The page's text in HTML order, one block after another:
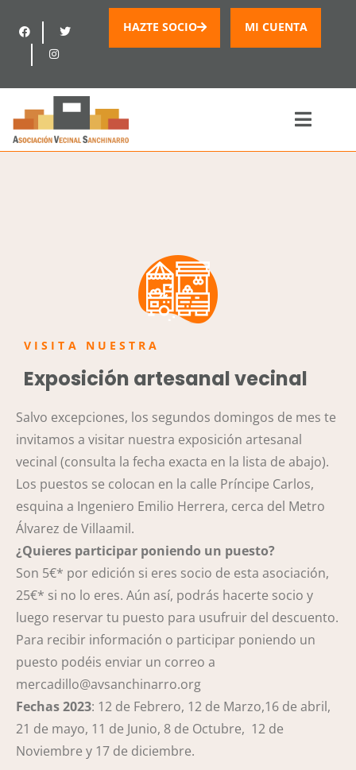
HAZTE SOCIO MI CUENTA
VISITA NUESTRA
Exposición artesanal vecinal
Salvo excepciones, los segundos domingos de mes te
invitamos a visitar nuestra exposición artesanal
vecinal (consulta la fecha exacta en la lista de abajo).
Los puestos se colocan en la calle Príncipe Carlos,
esquina a Ingeniero Emilio Herrera, cerca del Metro
Álvarez de Villaamil.
¿Quieres participar poniendo un puesto?
Son 5€* por edición si eres socio de esta asociación,
25€* si no lo eres. Aún así, podrás hacerte socio y
luego reservar tu puesto para usufruir del descuento.
Para recibir información o participar poniendo un
puesto podéis enviar un correo a
mercadillo@avsanchinarro.org
Fechas 2023: 12 de Febrero, 12 de Marzo,16 de abril,
21 de mayo, 11 de Junio, 8 de Octubre, 12 de
Noviembre y 17 de diciembre.